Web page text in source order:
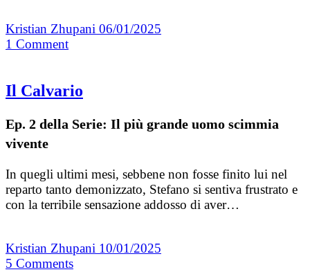
Kristian Zhupani 06/01/2025
1 Comment
Il Calvario
Ep. 2 della Serie: Il più grande uomo scimmia
vivente
In quegli ultimi mesi, sebbene non fosse finito lui nel
reparto tanto demonizzato, Stefano si sentiva frustrato e
con la terribile sensazione addosso di aver…
Kristian Zhupani 10/01/2025
5 Comments